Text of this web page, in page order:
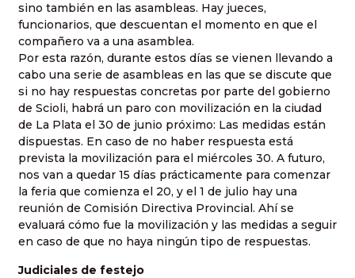
sino también en las asambleas. Hay jueces,
funcionarios, que descuentan el momento en que el
compañero va a una asamblea.
Por esta razón, durante estos días se vienen llevando a
cabo una serie de asambleas en las que se discute que
si no hay respuestas concretas por parte del gobierno
de Scioli, habrá un paro con movilización en la ciudad
de La Plata el 30 de junio próximo: Las medidas están
dispuestas. En caso de no haber respuesta está
prevista la movilización para el miércoles 30. A futuro,
nos van a quedar 15 días prácticamente para comenzar
la feria que comienza el 20, y el 1 de julio hay una
reunión de Comisión Directiva Provincial. Ahí se
evaluará cómo fue la movilización y las medidas a seguir
en caso de que no haya ningún tipo de respuestas.
Judiciales de festejo